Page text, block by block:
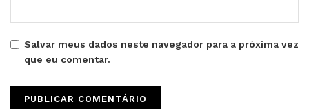
Salvar meus dados neste navegador para a próxima vez
que eu comentar.